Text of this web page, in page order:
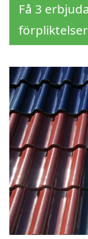
Få 3
förpliktelser